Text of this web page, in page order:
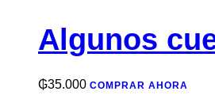
Algunos
₲35.000 COMPRAR AHORA